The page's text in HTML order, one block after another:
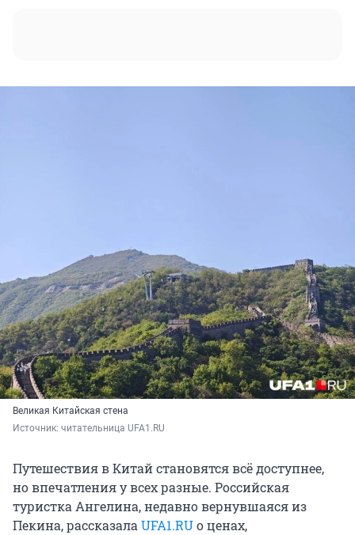
Великая Китайская стена
Источник: читательница UFA1.RU
Путешествия в Китай становятся всё доступнее,
но впечатления у всех разные. Российская
туристка Ангелина, недавно вернувшаяся из
Пекина, рассказалаUFA1.RUо ценах,